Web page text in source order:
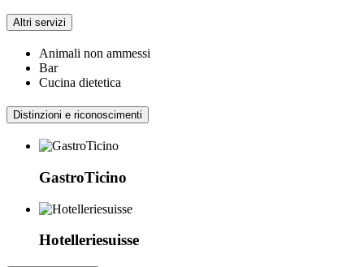
Altri servizi
Animali non ammessi
Bar
Cucina dietetica
Distinzioni e riconoscimenti
GastroTicino
Hotelleriesuisse